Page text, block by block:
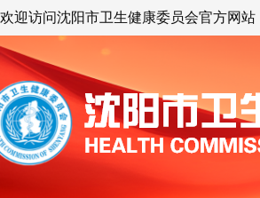
欢迎访问沈阳市卫生健康委员会官方网站